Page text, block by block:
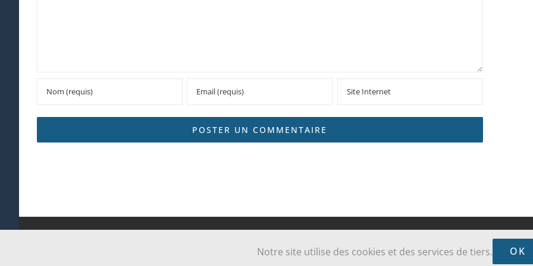
Tous droits réservés Paroisse Sainte-Jeanne-Jugan des Grèves - Cancale - Saint-Coulomb | Réalisé par
Notre site utilise des cookies et des services de tiers. OK